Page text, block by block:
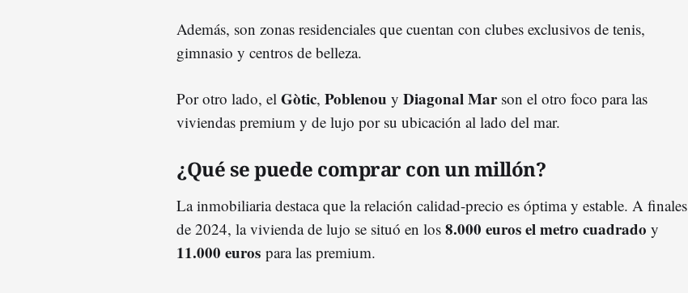
Además, son zonas residenciales que cuentan con clubes exclusivos de tenis,
gimnasio y centros de belleza.
Por otro lado, el Gòtic, Poblenou y Diagonal Marson el otro foco para las
viviendas premium y de lujo por su ubicación al lado del mar.
¿Qué se puede comprar con un millón?
La inmobiliaria destaca que la relación calidad-precio es óptima y estable. A finales
de 2024, la vivienda de lujo se situó en los 8.000 euros el metro cuadrado y
11.000 euros para las premium.